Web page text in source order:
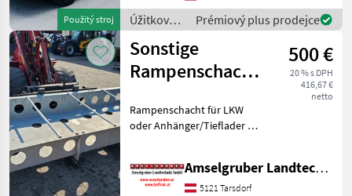
Použitý stroj
Úžitkové
vozidlá /
MAN
Prémiový plus prodejce
Sonstige
Rampenschacht
500 €
20 % s DPH
416,67 €
netto
Rampenschacht für LKW
oder Anhänger/Tieflader zu
Úžitkové vozidlá Nákladné
auto
Amselgruber Landtechnik GmbH
5121 Tarsdorf